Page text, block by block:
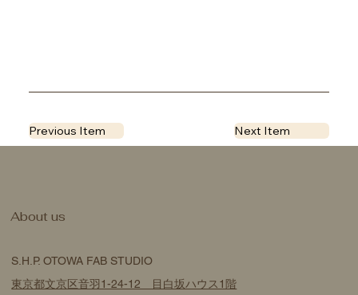
Next Item
Previous Item
S.H.P. OTOWA FAB STUDIO
東京都文京区音羽1-24-12 目白坂ハウス1階
​About us